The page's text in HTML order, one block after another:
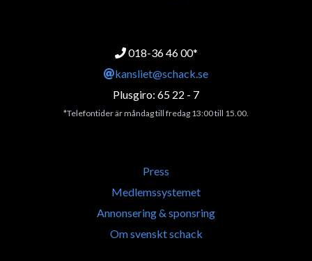
018-36 46 00*
kansliet@schack.se
Plusgiro: 65 22 - 7
*Telefontider är måndag till fredag 13:00 till 15.00.
Press
Medlemssystemet
Annonsering & sponsring
Om svenskt schack